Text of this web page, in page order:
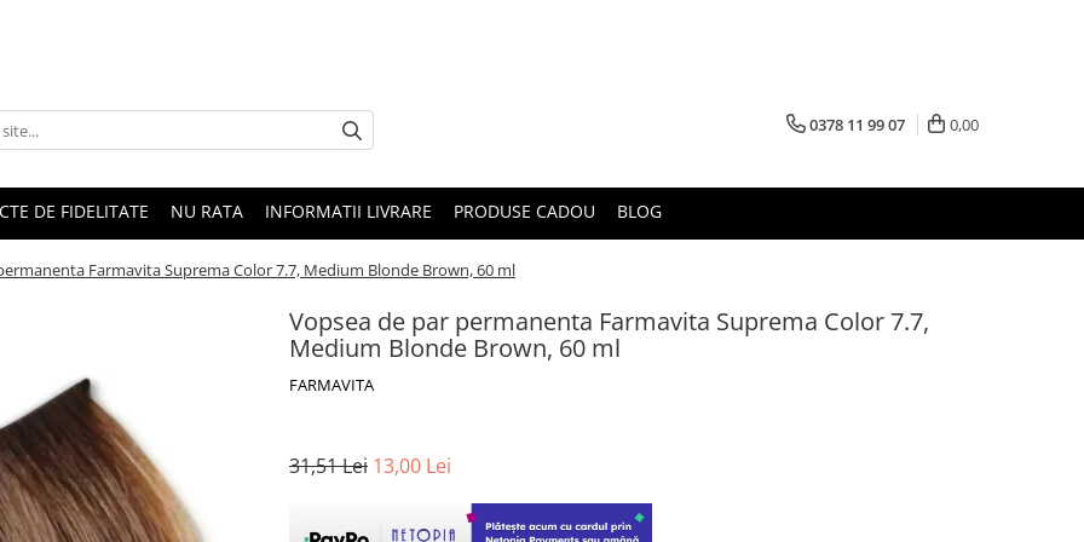
0378 11 99 07 0,00
DE FIDELITATE NU RATA INFORMATII LIVRARE PRODUSE CADOU BLOG
Farmavita Suprema Color 7.7, Medium Blonde Brown, 60 ml
Vopsea de par permanenta Farmavita Suprema Color 7.7,
Medium Blonde Brown, 60 ml
FARMAVITA
31,51 Lei 13,00 Lei